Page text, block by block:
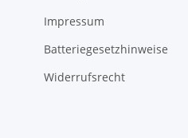
Impressum
Batteriegesetzhinweise
Widerrufsrecht